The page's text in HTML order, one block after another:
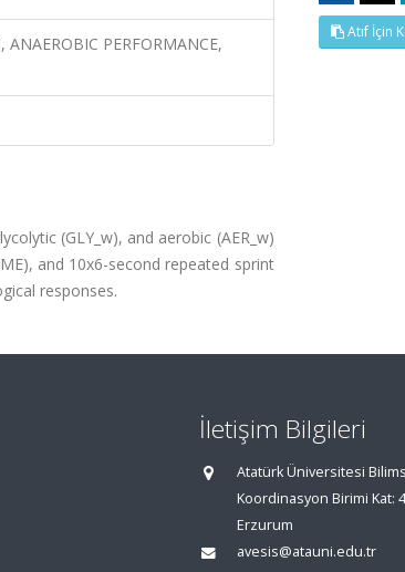
PERFORMANCE,
(GLY_w), and aerobic (AER_w)
and 10x6-second repeated sprint
responses.
Atıf İçin
İletişim Bilgileri
Atatürk Üniversitesi
Koordinasyon Birimi Kat:
Erzurum
avesis@atauni.edu.tr